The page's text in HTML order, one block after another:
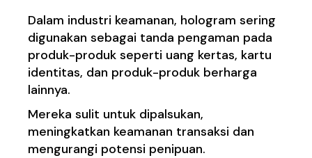
Dalam industri keamanan, hologram sering
digunakan sebagai tanda pengaman pada
produk-produk seperti uang kertas, kartu
identitas, dan produk-produk berharga
lainnya.
Mereka sulit untuk dipalsukan,
meningkatkan keamanan transaksi dan
mengurangi potensi penipuan.